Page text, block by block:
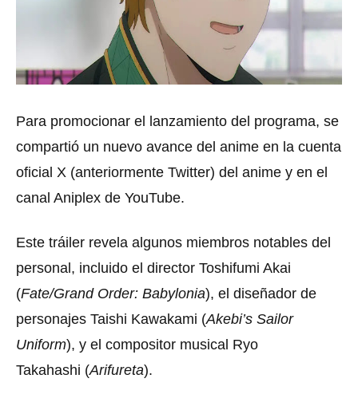
Para promocionar el lanzamiento del programa, se
compartió un nuevo avance del anime en la cuenta
oficial X (anteriormente Twitter) del anime y en el
canal Aniplex de YouTube.
Este tráiler revela algunos miembros notables del
personal, incluido el director Toshifumi Akai
(Fate/Grand Order: Babylonia), el diseñador de
personajes Taishi Kawakami (Akebi’s Sailor
Uniform), y el compositor musical Ryo
Takahashi (Arifureta).